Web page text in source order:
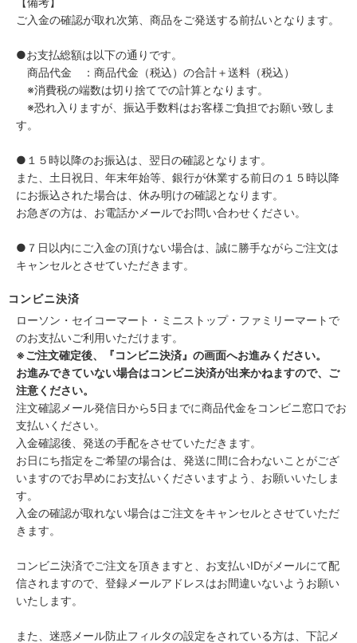
ご入金の確認が取れ次第、商品をご発送する前払いとなります。
●お支払総額は以下の通りです。
商品代金 ：商品代金（税込）の合計＋送料（税込）
※消費税の端数は切り捨てでの計算となります。
※恐れ入りますが、振込手数料はお客様ご負担でお願い致しま
す。
●１５時以降のお振込は、翌日の確認となります。
また、土日祝日、年末年始等、銀行が休業する前日の１５時以降
にお振込された場合は、休み明けの確認となります。
お急ぎの方は、お電話かメールでお問い合わせください。
●７日以内にご入金の頂けない場合は、誠に勝手ながらご注文は
キャンセルとさせていただきます。
コンビニ決済
ローソン・セイコーマート・ミニストップ・ファミリーマートで
のお支払いご利用いただけます。
※ご注文確定後、『コンビニ決済』の画面へお進みください。
お進みできていない場合はコンビニ決済が出来かねますので、ご
注意ください。
注文確認メール発信日から5日までに商品代金をコンビニ窓口でお
支払いください。
入金確認後、発送の手配をさせていただきます。
お日にち指定をご希望の場合は、発送に間に合わないことがござ
いますのでお早めにお支払いくださいますよう、お願いいたしま
す。
入金の確認が取れない場合はご注文をキャンセルとさせていただ
きます。
コンビニ決済でご注文を頂きますと、お支払いIDがメールにて配
信されますので、登録メールアドレスはお間違いないようお願い
いたします。
また、迷惑メール防止フィルタの設定をされている方は、下記メ